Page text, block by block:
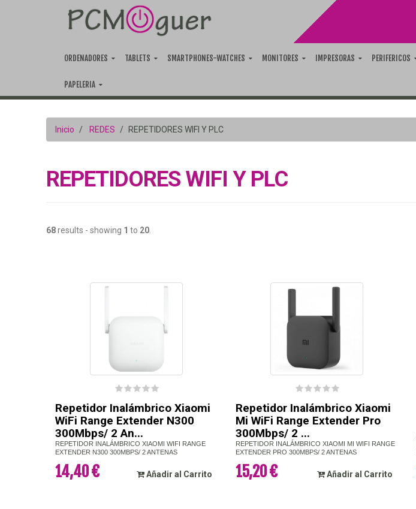
ORDENADORES TABLETS SMARTPHONES-WATCHES MONITORES IMPRESORAS PERIFERICOS
PAPELERIA
Inicio REDES REPETIDORES WIFI Y PLC
REPETIDORES WIFI Y PLC
68results - showing 1 to 20
Repetidor Inalámbrico Xiaomi
WiFi Range Extender N300
300Mbps/ 2 An...
REPETIDOR INALÁMBRICO XIAOMI WIFI RANGE
EXTENDER N300 300MBPS/ 2 ANTENAS
14,40 € Añadir al Carrito
Repetidor Inalámbrico Xiaomi
Mi WiFi Range Extender Pro
300Mbps/ 2 ...
REPETIDOR INALÁMBRICO XIAOMI MI WIFI RANGE
EXTENDER PRO 300MBPS/ 2 ANTENAS
15,20 € Añadir al Carrito